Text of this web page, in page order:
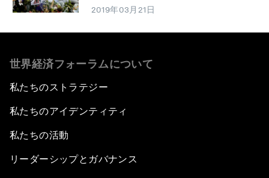
2019年03月21日
世界経済フォーラムについて
私たちのストラテジー
私たちのアイデンティティ
私たちの活動
リーダーシップとガバナンス